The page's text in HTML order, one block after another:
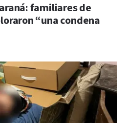
familiares de
“una condena